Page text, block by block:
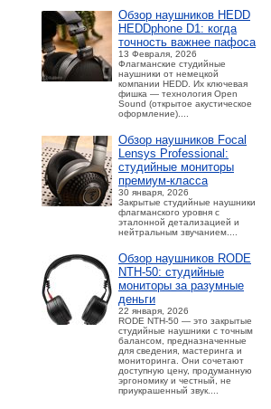
Обзор наушников HEDD
HEDDphone D1: когда
точность важнее пафоса
13 Февраля, 2026
Флагманские студийные
наушники от немецкой
компании HEDD. Их ключевая
фишка — технология Open
Sound (открытое акустическое
оформление)....
Обзор наушников Focal
Lensys Professional:
студийные мониторы
премиум‑класса
30 января, 2026
Закрытые студийные наушники
флагманского уровня с
эталонной детализацией и
нейтральным звучанием....
Обзор наушников RODE
NTH-50: студийные
мониторы за разумные
деньги
22 января, 2026
RODE NTH-50 — это закрытые
студийные наушники с точным
балансом, предназначенные
для сведения, мастеринга и
мониторинга. Они сочетают
доступную цену, продуманную
эргономику и честный, не
приукрашенный звук....